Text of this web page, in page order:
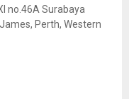
no.46A Surabaya
Perth, Western